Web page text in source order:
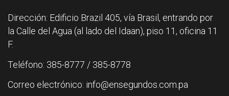
Dirección: Edificio Brazil 405, vía Brasil, entrando por
la Calle del Agua (al lado del Idaan), piso 11, oficina 11
F.
Teléfono: 385-8777 / 385-8778
Correo electrónico: info@ensegundos.com.pa